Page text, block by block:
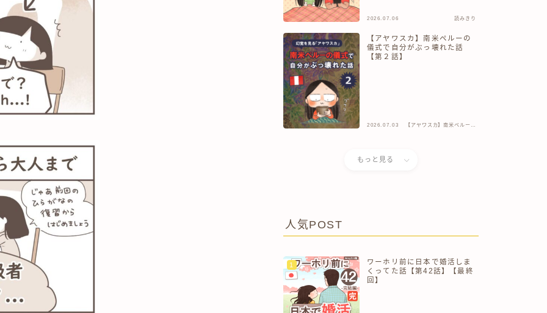
2026.07.06 読みきり
【アヤワスカ】南米ペルーの
儀式で自分がぶっ壊れた話
【第２話】
2026.07.03
【アヤワスカ】南米ペルーの
もっと見る
人気POST
ワーホリ前に日本で婚活しま
くってた話【第42話】【最終
回】